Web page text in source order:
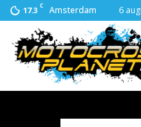
17.3 C Amsterdam 6